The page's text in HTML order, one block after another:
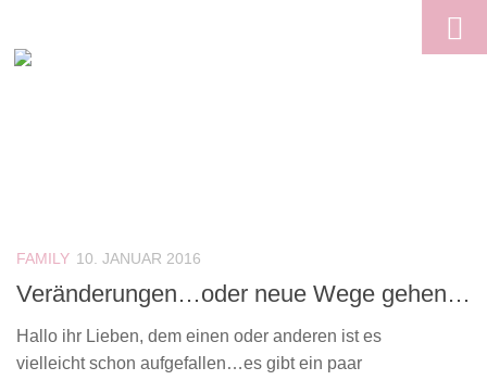
FAMILY 10. JANUAR 2016
Veränderungen…oder neue Wege gehen…
Hallo ihr Lieben, dem einen oder anderen ist es
vielleicht schon aufgefallen…es gibt ein paar